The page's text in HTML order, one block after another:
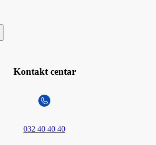
Kontakt centar
032 40 40 40